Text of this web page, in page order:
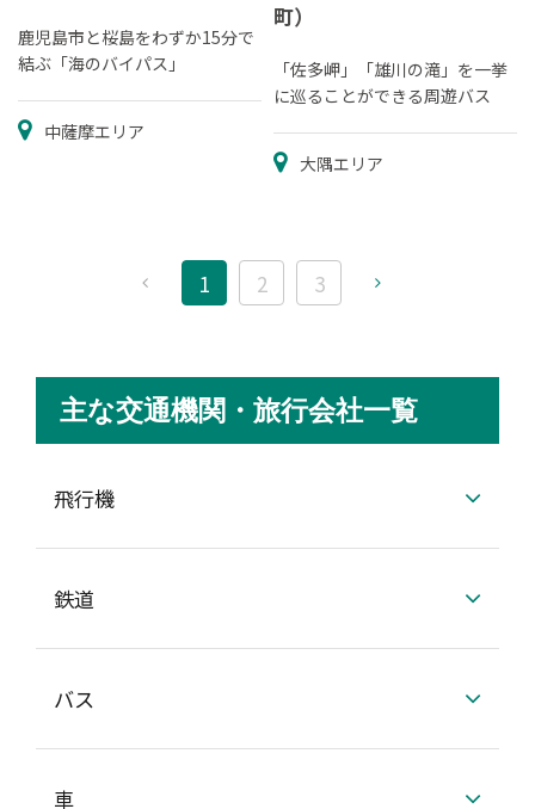
鹿児島市と桜島をわずか15分で
結ぶ「海のバイパス」
中薩摩エリア
町）
「佐多岬」「雄川の滝」を一挙
に巡ることができる周遊バス
大隅エリア
1 2 3
主な交通機関・旅行会社一覧
飛行機
鉄道
バス
車